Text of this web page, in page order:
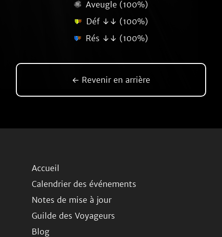
Aveugle (100%)
Déf ↓↓ (100%)
Rés ↓↓ (100%)
← Revenir en arrière
Accueil
Calendrier des événements
Notes de mise à jour
Guilde des Voyageurs
Blog